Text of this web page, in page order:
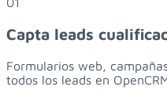
Capta leads
Formularios web,
todos los leads en